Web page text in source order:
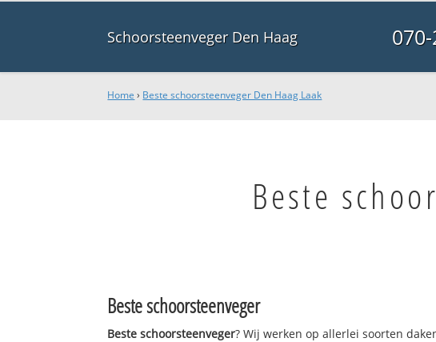
Schoorsteenveger Den Haag
Home › Beste schoorsteenveger Den Haag Laak
Beste
Beste schoorsteenveger
Beste schoorsteenveger? Wij werken op allerlei soorten